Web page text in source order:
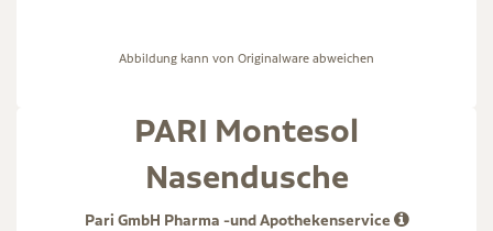
Abbildung kann von Originalware abweichen
PARI Montesol
Nasendusche
Pari GmbH Pharma -und Apothekenservice